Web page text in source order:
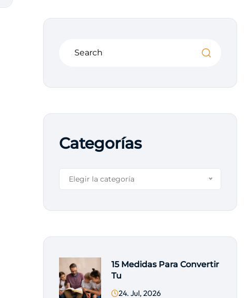
Categorías
Elegir la categoría
15 Medidas Para Convertir
Tu
24. Jul, 2026